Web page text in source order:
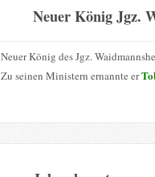
Neuer König Jgz.
Neuer König des Jgz.
Zu seinen Ministern ernannte er